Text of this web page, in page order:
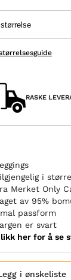
RASKE
i
Merket Only
av 95%
passform
er svart
her for å se
i ønskeliste